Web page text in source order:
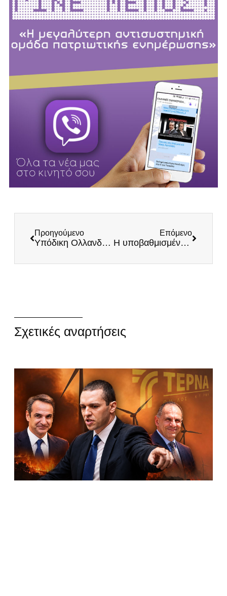
Προηγούμενο
Υπόδικη Ολλανδή δημοσιογράφος προσβάλει την Ελλάδα μπροστά στον Μητσοτάκη!
Επόμενο
Η υποβαθμισμένη Ελλάδα της Νέας Δημοκρατίας
Σχετικές αναρτήσεις